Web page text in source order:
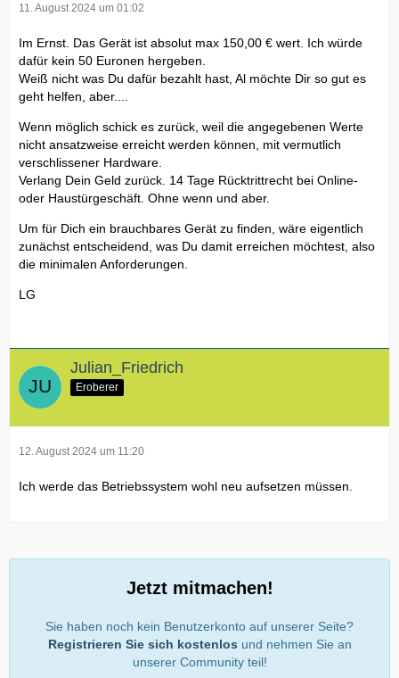
11. August 2024 um 01:02
Im Ernst. Das Gerät ist absolut max 150,00 € wert. Ich würde
dafür kein 50 Euronen hergeben.
Weiß nicht was Du dafür bezahlt hast, Al möchte Dir so gut es
geht helfen, aber....
Wenn möglich schick es zurück, weil die angegebenen Werte
nicht ansatzweise erreicht werden können, mit vermutlich
verschlissener Hardware.
Verlang Dein Geld zurück. 14 Tage Rücktrittrecht bei Online-
oder Haustürgeschäft. Ohne wenn und aber.
Um für Dich ein brauchbares Gerät zu finden, wäre eigentlich
zunächst entscheidend, was Du damit erreichen möchtest, also
die minimalen Anforderungen.
LG
Julian_Friedrich
Eroberer
12. August 2024 um 11:20
Ich werde das Betriebssystem wohl neu aufsetzen müssen.
Jetzt mitmachen!
Sie haben noch kein Benutzerkonto auf unserer Seite?
Registrieren Sie sich kostenlos und nehmen Sie an
unserer Community teil!